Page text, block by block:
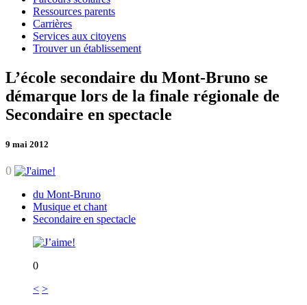
Ressources parents
Carrières
Services aux citoyens
Trouver un établissement
L’école secondaire du Mont-Bruno se
démarque lors de la finale régionale de
Secondaire en spectacle
9 mai 2012
0
du Mont-Bruno
Musique et chant
Secondaire en spectacle
0
< >